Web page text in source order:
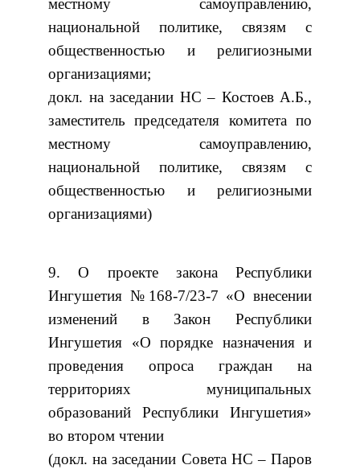
местному самоуправлению,
национальной политике, связям с
общественностью и религиозными
организациями;
докл. на заседании НС – Костоев А.Б.,
заместитель председателя комитета по
местному самоуправлению,
национальной политике, связям с
общественностью и религиозными
организациями)
9. О проекте закона Республики
Ингушетия №168-7/23-7 «О внесении
изменений в Закон Республики
Ингушетия «О порядке назначения и
проведения опроса граждан на
территориях муниципальных
образований Республики Ингушетия»
во втором чтении
(докл. на заседании Совета НС – Паров